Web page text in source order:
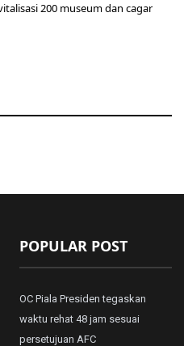
200 museum dan cagar
POPULAR POST
OC Piala Presiden tegaskan
waktu rehat 48 jam sesuai
persetujuan AFC